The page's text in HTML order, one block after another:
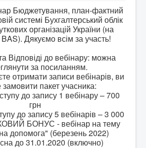
питання, стосовно Облікових
допомога в бухгалтеії для НПО.
"Кадровий облік,
виплата зарплати для НПО "
Бюджетування, план-фактний
системі Бухгалтерський облік
організацій України (на
Дякуємо всім за участь!
Відповіді до вебінару: можна
за посиланням.
отримати записи вебінарів, ви
пакет учасника:
до запису 1 вебінару – 700
грн
до запису 5 вебінарів – 3 000
БОНУС - вебінар на тему
допомога" (березень 2022)
до 31.01.2020 (включно)